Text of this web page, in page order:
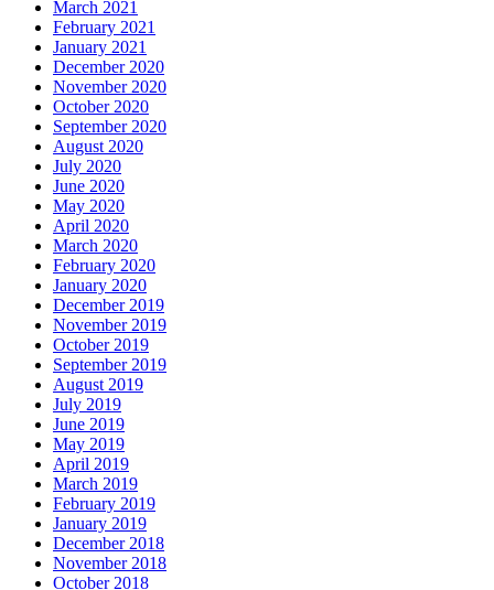
March 2021
February 2021
January 2021
December 2020
November 2020
October 2020
September 2020
August 2020
July 2020
June 2020
May 2020
April 2020
March 2020
February 2020
January 2020
December 2019
November 2019
October 2019
September 2019
August 2019
July 2019
June 2019
May 2019
April 2019
March 2019
February 2019
January 2019
December 2018
November 2018
October 2018